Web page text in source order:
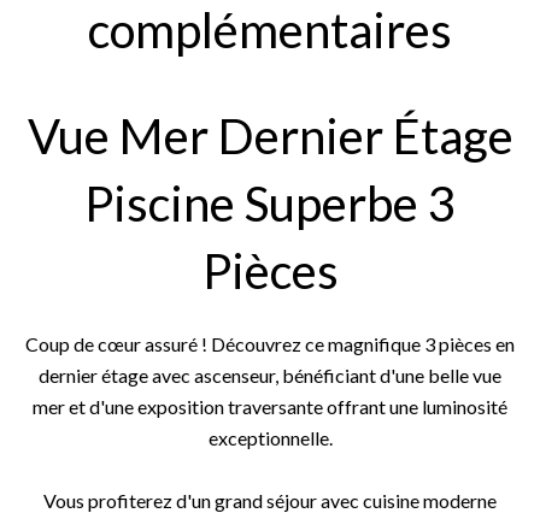
complémentaires
Vue Mer Dernier Étage
Piscine Superbe 3
Pièces
Coup de cœur assuré ! Découvrez ce magnifique 3 pièces en
dernier étage avec ascenseur, bénéficiant d'une belle vue
mer et d'une exposition traversante offrant une luminosité
exceptionnelle.
Vous profiterez d'un grand séjour avec cuisine moderne